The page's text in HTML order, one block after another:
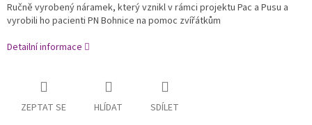
Ručně vyrobený náramek, který vznikl v rámci projektu Pac a Pusu a
vyrobili ho pacienti PN Bohnice na pomoc zvířátkům
Detailní informace
ZEPTAT SE HLÍDAT SDÍLET